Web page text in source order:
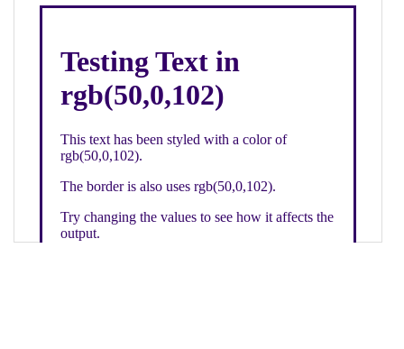
div class="textColor borderColor"
< h1>Testing Text in rgb(50,0,102)